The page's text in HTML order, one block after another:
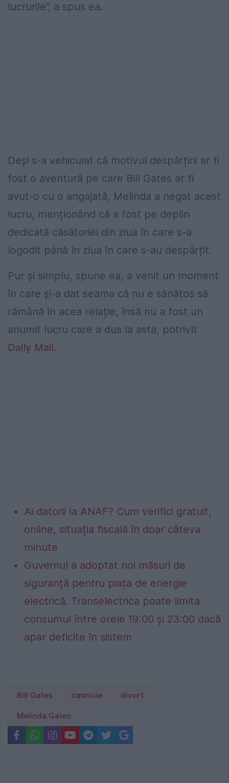
lucrurile”, a spus ea.
Deși s-a vehiculat că motivul despărțirii ar fi
fost o aventură pe care Bill Gates ar fi
avut-o cu o angajată, Melinda a negat acest
lucru, menționând că a fost pe deplin
dedicată căsătoriei din ziua în care s-a
logodit până în ziua în care s-au despărțit.
Pur și simplu, spune ea, a venit un moment
în care și-a dat seama că nu e sănătos să
rămână în acea relație, însă nu a fost un
anumit lucru care a dus la asta, potrivit
Daily Mail.
Ai datorii la ANAF? Cum verifici gratuit,
online, situația fiscală în doar câteva
minute
Guvernul a adoptat noi măsuri de
siguranță pentru piața de energie
electrică. Transelectrica poate limita
consumul între orele 19:00 și 23:00 dacă
apar deficite în sistem
Bill Gates casnicie divort
Melinda Gates